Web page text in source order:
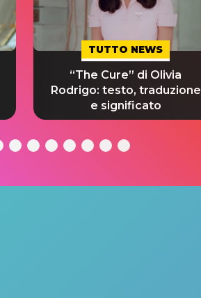
TUTTO NEWS
“The Cure” di Olivia
Rodrigo: testo, traduzione
e significato